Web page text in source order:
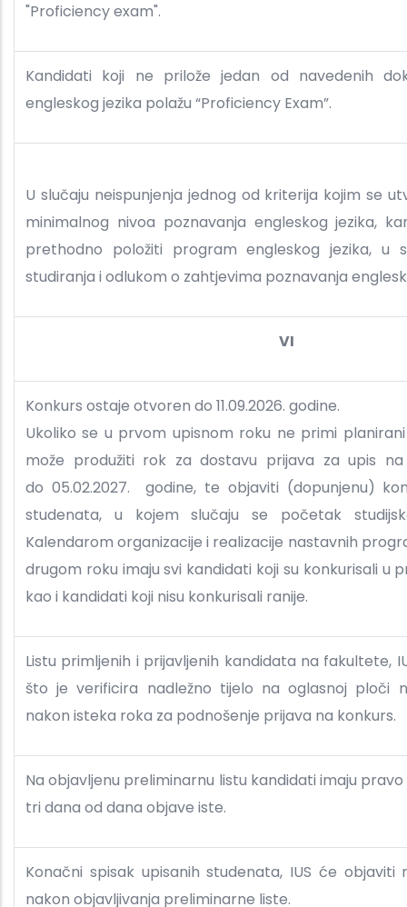
"Proficiency exam".
Kandidati koji ne prilože jedan od navedenih
engleskog jezika polažu “Proficiency Exam”.
U slučaju neispunjenja jednog od kriterija kojim se
minimalnog nivoa poznavanja engleskog jezika,
prethodno položiti program engleskog jezika, u
studiranja i odlukom o zahtjevima poznavanja
VI
Konkurs ostaje otvoren do 11.09.2026. godine.
Ukoliko se u prvom upisnom roku ne primi
može produžiti rok za dostavu prijava za upis na
do 05.02.2027. godine, te objaviti (dopunjenu)
studenata, u kojem slučaju se početak
Kalendarom organizacije i realizacije nastavnih
drugom roku imaju svi kandidati koji su konkurisali u
kao i kandidati koji nisu konkurisali ranije.
Listu primljenih i prijavljenih kandidata na fakultete,
što je verificira nadležno tijelo na oglasnoj ploči
nakon isteka roka za podnošenje prijava na konkurs.
Na objavljenu preliminarnu listu kandidati imaju
tri dana od dana objave iste.
Konačni spisak upisanih studenata, IUS će objaviti
nakon objavljivanja preliminarne liste.